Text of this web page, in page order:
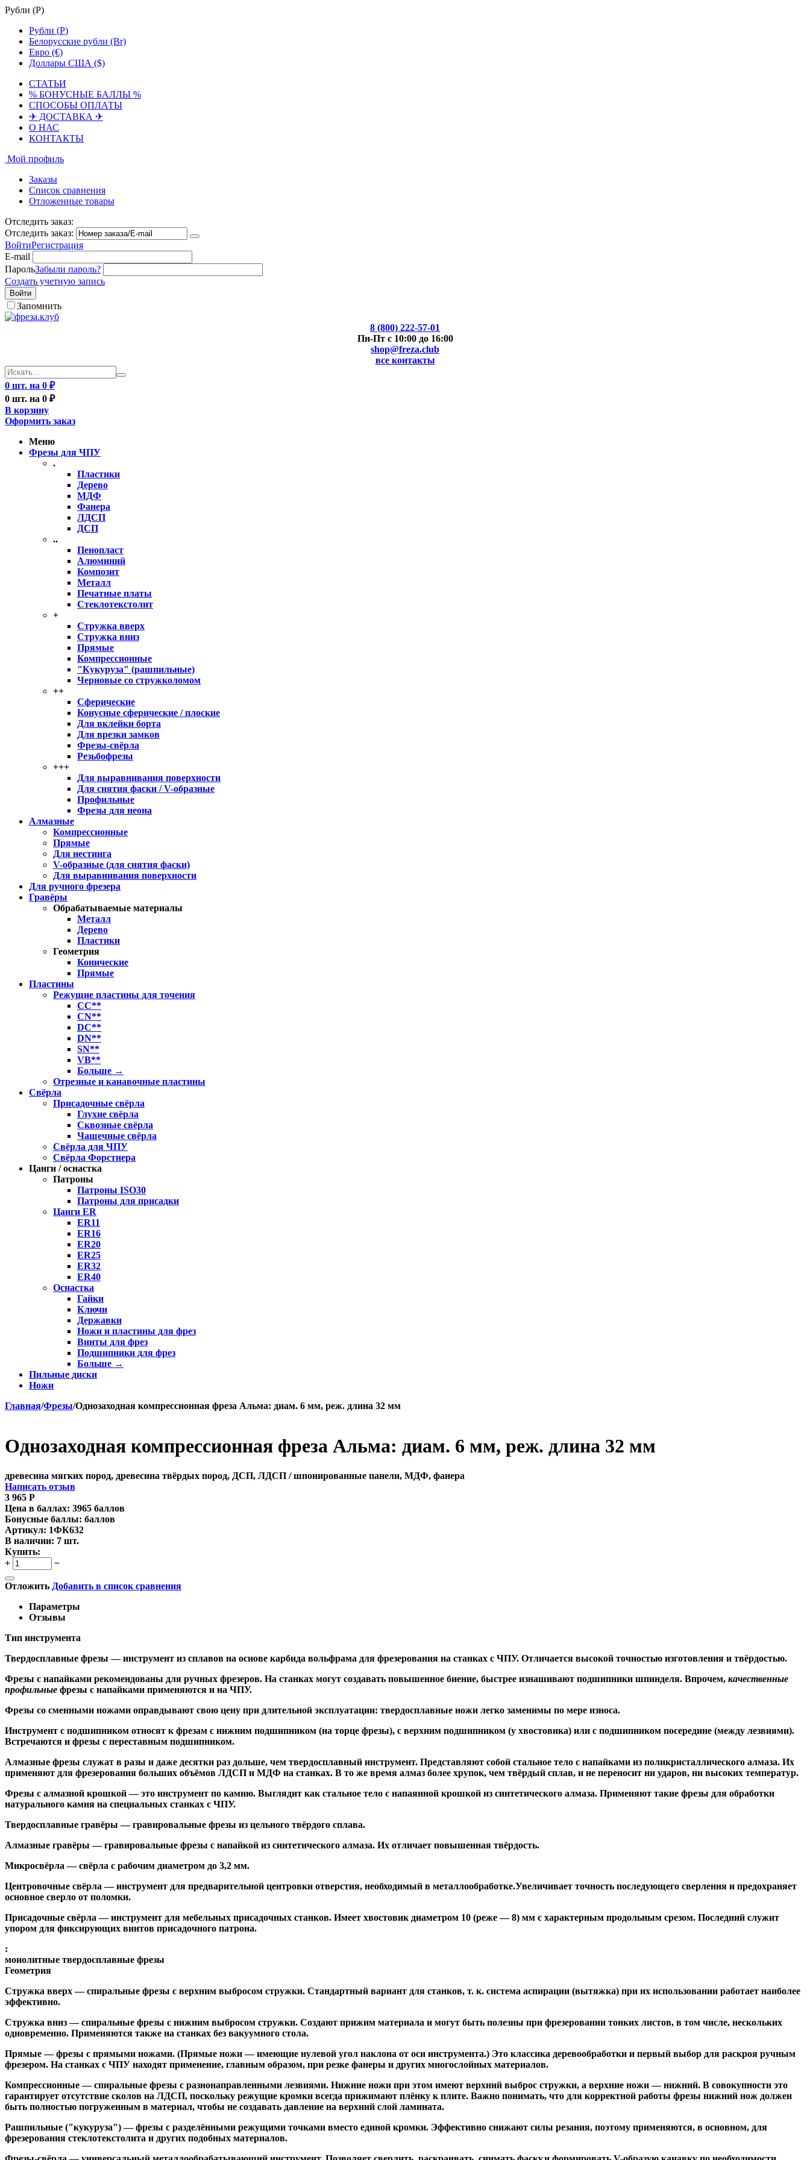
Рубли (Р)
Рубли (Р)
Белорусские рубли (Br)
Евро (€)
Доллары США ($)
СТАТЬИ
% БОНУСНЫЕ БАЛЛЫ %
СПОСОБЫ ОПЛАТЫ
✈ ДОСТАВКА ✈
О НАС
КОНТАКТЫ
Мой профиль
Заказы
Список сравнения
Отложенные товары
Отследить заказ:
Отследить заказ:
ВойтиРегистрация
E-mail
ПарольЗабыли пароль?
Создать учетную запись
Войти
Запомнить
8 (800) 222-57-01
Пн-Пт с 10:00 до 16:00
shop@freza.club
все контакты
0 шт. на 0 ₽
0 шт. на 0 ₽
В корзину
Оформить заказ
Меню
Фрезы для ЧПУ
.
Пластики
Дерево
МДФ
Фанера
ЛДСП
ДСП
..
Пенопласт
Алюминий
Композит
Металл
Печатные платы
Стеклотекстолит
+
Стружка вверх
Стружка вниз
Прямые
Компрессионные
"Кукуруза" (рашпильные)
Черновые со стружколомом
++
Сферические
Конусные сферические / плоские
Для вклейки борта
Для врезки замков
Фрезы-свёрла
Резьбофрезы
+++
Для выравнивания поверхности
Для снятия фаски / V-образные
Профильные
Фрезы для неона
Алмазные
Компрессионные
Прямые
Для нестинга
V-образные (для снятия фаски)
Для выравнивания поверхности
Для ручного фрезера
Гравёры
Обрабатываемые материалы
Металл
Дерево
Пластики
Геометрия
Конические
Прямые
Пластины
Режущие пластины для точения
CC**
CN**
DC**
DN**
SN**
VB**
Больше →
Отрезные и канавочные пластины
Свёрла
Присадочные свёрла
Глухие свёрла
Сквозные свёрла
Чашечные свёрла
Свёрла для ЧПУ
Свёрла Форстнера
Цанги / оснастка
Патроны
Патроны ISO30
Патроны для присадки
Цанги ER
ER11
ER16
ER20
ER25
ER32
ER40
Оснастка
Гайки
Ключи
Державки
Ножи и пластины для фрез
Винты для фрез
Подшипники для фрез
Больше →
Пильные диски
Ножи
Главная/Фрезы/Однозаходная компрессионная фреза Альма: диам. 6 мм, реж. длина 32 мм
Однозаходная компрессионная фреза Альма: диам. 6 мм, реж. длина 32 мм
древесина мягких пород, древесина твёрдых пород, ДСП, ЛДСП / шпонированные панели, МДФ, фанера
Написать отзыв
3 965 Р
Цена в баллах: 3965 баллов
Бонусные баллы: баллов
Артикул: 1ФК632
В наличии: 7 шт.
Купить:
+
−
Отложить Добавить в список сравнения
Параметры
Отзывы
Тип инструмента
Твердосплавные фрезы — инструмент из сплавов на основе карбида вольфрама для фрезерования на станках с ЧПУ. Отличается высокой точностью изготовления и твёрдостью.
Фрезы с напайками рекомендованы для ручных фрезеров. На станках могут создавать повышенное биение, быстрее изнашивают подшипники шпинделя. Впрочем, качественные
профильные фрезы с напайками применяются и на ЧПУ.
Фрезы со сменными ножами оправдывают свою цену при длительной эксплуатации: твердосплавные ножи легко заменимы по мере износа.
Инструмент с подшипником относят к фрезам с нижним подшипником (на торце фрезы), с верхним подшипником (у хвостовика) или с подшипником посередине (между лезвиями).
Встречаются и фрезы с переставным подшипником.
Алмазные фрезы служат в разы и даже десятки раз дольше, чем твердосплавный инструмент. Представляют собой стальное тело с напайками из поликристаллического алмаза. Их
применяют для фрезерования больших объёмов ЛДСП и МДФ на станках. В то же время алмаз более хрупок, чем твёрдый сплав, и не переносит ни ударов, ни высоких температур.
Фрезы с алмазной крошкой— это инструмент по камню. Выглядит как стальное тело с напаянной крошкой из синтетического алмаза. Применяют такие фрезы для обработки
натурального камня на специальных станках с ЧПУ.
Твердосплавные гравёры — гравировальные фрезы из цельного твёрдого сплава.
Алмазные гравёры — гравировальные фрезы с напайкой из синтетического алмаза. Их отличает повышенная твёрдость.
Микросвёрла — свёрла с рабочим диаметром до 3,2 мм.
Центровочные свёрла — инструмент для предварительной центровки отверстия, необходимый в металлообработке.Увеличивает точность последующего сверления и предохраняет
основное сверло от поломки.
Присадочные свёрла — инструмент для мебельных присадочных станков. Имеет хвостовик диаметром 10 (реже — 8) мм с характерным продольным срезом. Последний служит
упором для фиксирующих винтов присадочного патрона.
:
монолитные твердосплавные фрезы
Геометрия
Стружка вверх— спиральные фрезы с верхним выбросом стружки. Стандартный вариант для станков, т. к. система аспирации (вытяжка) при их использовании работает наиболее
эффективно.
Стружка вниз— спиральные фрезы с нижним выбросом стружки. Создают прижим материала и могут быть полезны при фрезеровании тонких листов, в том числе, нескольких
одновременно. Применяются также на станках без вакуумного стола.
Прямые— фрезы с прямыми ножами. (Прямые ножи — имеющие нулевой угол наклона от оси инструмента.) Это классика деревообработки и первый выбор для раскроя ручным
фрезером. На станках с ЧПУ находят применение, главным образом, при резке фанеры и других многослойных материалов.
Компрессионные— спиральные фрезы с разнонаправленными лезвиями. Нижние ножи при этом имеют верхний выброс стружки, а верхние ножи — нижний. В совокупности это
гарантирует отсутствие сколов на ЛДСП, поскольку режущие кромки всегда прижимают плёнку к плите. Важно понимать, что для корректной работы фрезы нижний нож должен
быть полностью погруженным в материал, чтобы не создавать давление на верхний слой ламината.
Рашпильные ("кукуруза")— фрезы с разделёнными режущими точками вместо единой кромки. Эффективно снижают силы резания, поэтому применяются, в основном, для
фрезерования стеклотекстолита и других подобных материалов.